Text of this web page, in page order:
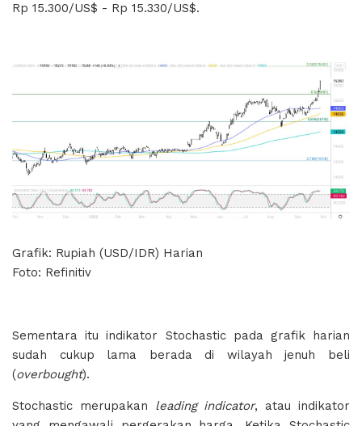
Rp 15.300/US$ - Rp 15.330/US$.
Grafik: Rupiah (USD/IDR) Harian
Foto: Refinitiv
Sementara itu indikator Stochastic pada grafik harian
sudah cukup lama berada di wilayah jenuh beli
(overbought).
Stochastic merupakan leading indicator, atau indikator